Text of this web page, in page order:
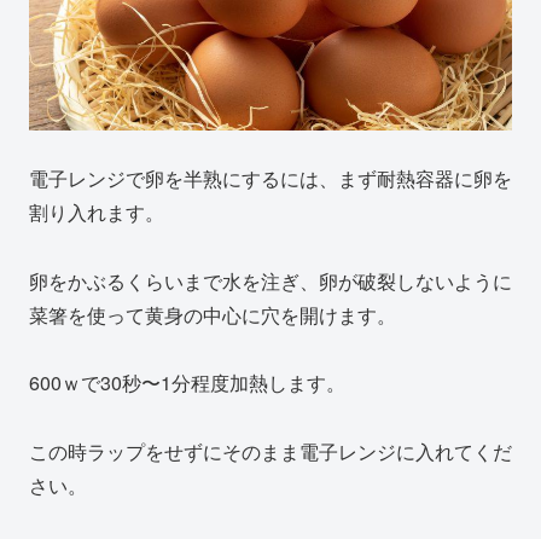
電子レンジで卵を半熟にするには、まず耐熱容器に卵を
割り入れます。
卵をかぶるくらいまで水を注ぎ、卵が破裂しないように
菜箸を使って黄身の中心に穴を開けます。
600ｗで30秒〜1分程度加熱します。
この時ラップをせずにそのまま電子レンジに入れてくだ
さい。